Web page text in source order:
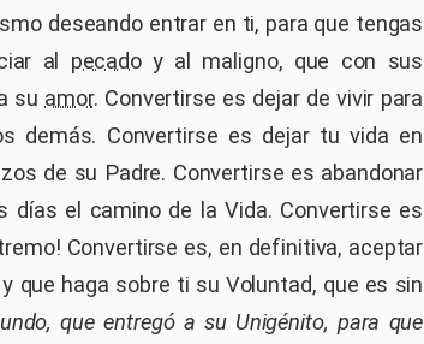
deseando entrar en ti, para que tengas
al pecadoy al maligno, que con sus
su amor. Convertirse es dejar de vivir para
demás. Convertirse es dejar tu vida en
de su Padre. Convertirse es abandonar
días el camino de la Vida. Convertirse es
Convertirse es, en definitiva, aceptar
que haga sobre ti su Voluntad, que es sin
que entregó a su Unigénito, para que